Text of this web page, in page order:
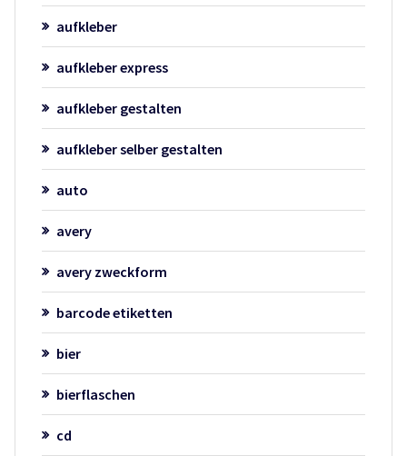
aufkleber
aufkleber express
aufkleber gestalten
aufkleber selber gestalten
auto
avery
avery zweckform
barcode etiketten
bier
bierflaschen
cd